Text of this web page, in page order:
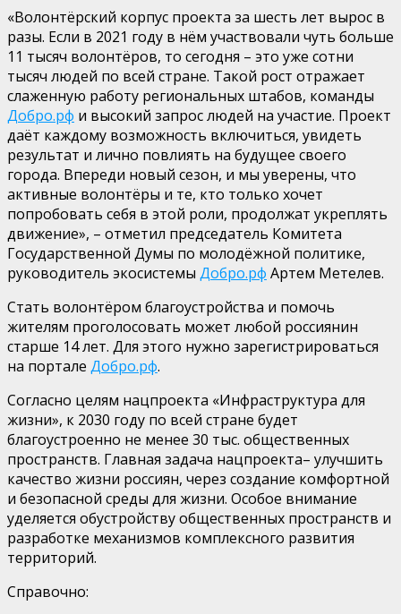
«Волонтёрский корпус проекта за шесть лет вырос в
разы. Если в 2021 году в нём участвовали чуть больше
11 тысяч волонтёров, то сегодня – это уже сотни
тысяч людей по всей стране. Такой рост отражает
слаженную работу региональных штабов, команды
Добро.рф и высокий запрос людей на участие. Проект
даёт каждому возможность включиться, увидеть
результат и лично повлиять на будущее своего
города. Впереди новый сезон, и мы уверены, что
активные волонтёры и те, кто только хочет
попробовать себя в этой роли, продолжат укреплять
движение», – отметил председатель Комитета
Государственной Думы по молодёжной политике,
руководитель экосистемы Добро.рф Артем Метелев.
Стать волонтёром благоустройства и помочь
жителям проголосовать может любой россиянин
старше 14 лет. Для этого нужно зарегистрироваться
на портале Добро.рф.
Согласно целям нацпроекта «Инфраструктура для
жизни», к 2030 году по всей стране будет
благоустроенно не менее 30 тыс. общественных
пространств. Главная задача нацпроекта– улучшить
качество жизни россиян, через создание комфортной
и безопасной среды для жизни. Особое внимание
уделяется обустройству общественных пространств и
разработке механизмов комплексного развития
территорий.
Справочно: